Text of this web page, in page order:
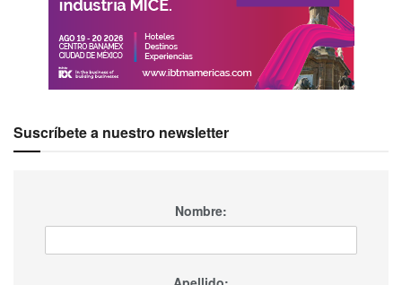
Suscríbete a nuestro newsletter
Nombre: